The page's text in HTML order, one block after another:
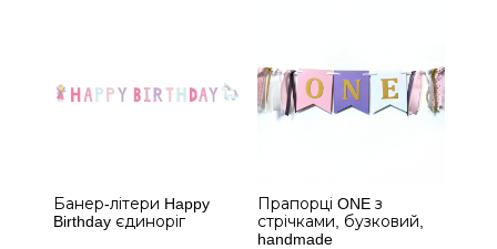
Банер-літери Happy
Birthday єдиноріг
Прапорці ONE з
стрічками, бузковий,
handmade